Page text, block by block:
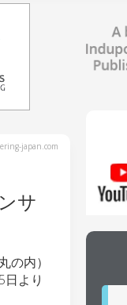
japan.com
サ
内）
より